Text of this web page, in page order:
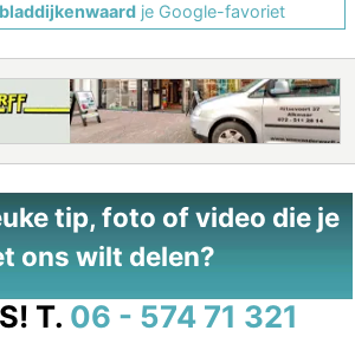
je Google-favoriet
tip, foto of video die je
ons wilt delen?
T. 06 - 574 71 321